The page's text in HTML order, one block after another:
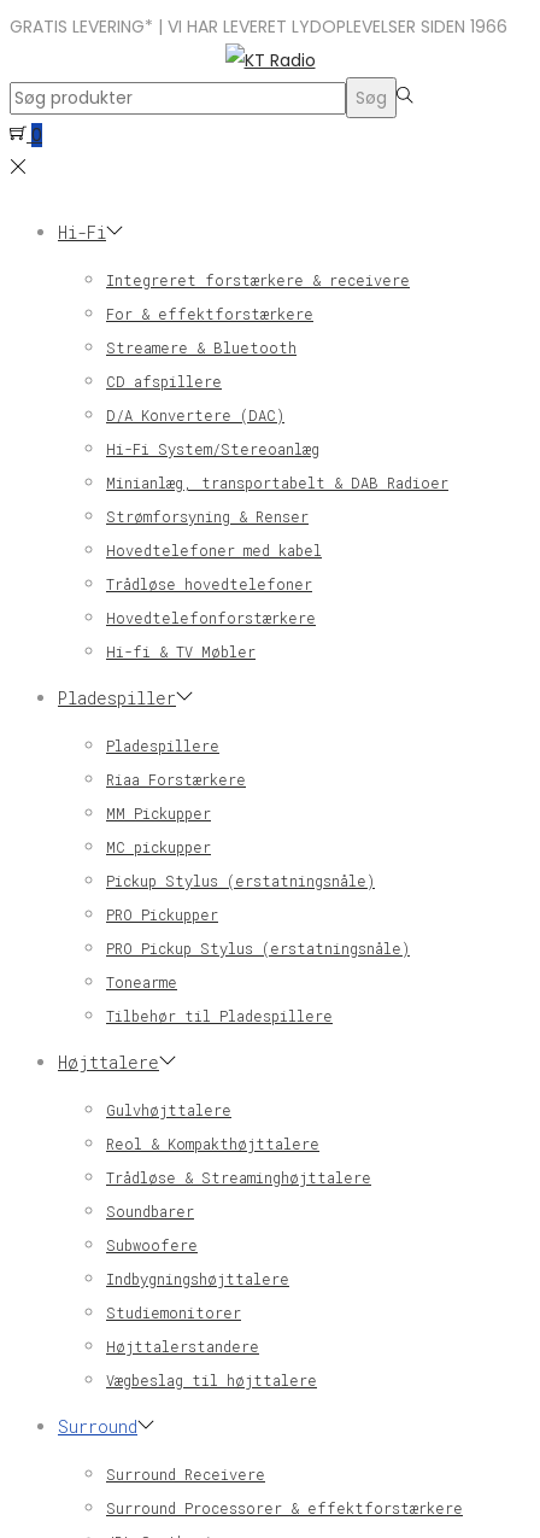
GRATIS LEVERING* | VI HAR LEVERET LYDOPLEVELSER SIDEN 1966
Search
for:>
Søg
0
Hi-Fi
Integreret forstærkere & receivere
For & effektforstærkere
Streamere & Bluetooth
CD afspillere
D/A Konvertere (DAC)
Hi-Fi System/Stereoanlæg
Minianlæg, transportabelt & DAB Radioer
Strømforsyning & Renser
Hovedtelefoner med kabel
Trådløse hovedtelefoner
Hovedtelefonforstærkere
Hi-fi & TV Møbler
Pladespiller
Pladespillere
Riaa Forstærkere
MM Pickupper
MC pickupper
Pickup Stylus (erstatningsnåle)
PRO Pickupper
PRO Pickup Stylus (erstatningsnåle)
Tonearme
Tilbehør til Pladespillere
Højttalere
Gulvhøjttalere
Reol & Kompakthøjttalere
Trådløse & Streaminghøjttalere
Soundbarer
Subwoofere
Indbygningshøjttalere
Studiemonitorer
Højttalerstandere
Vægbeslag til højttalere
Surround
Surround Receivere
Surround Processorer & effektforstærkere